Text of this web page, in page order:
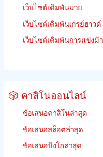
เว็บไซต์เดิมพันมวย
เว็บไซต์เดิมพันเกรย์ฮาวด์
เว็บไซต์เดิมพันการแข่งม้า
🎲 คาสิโนออนไลน์
ข้อเสนอคาสิโนล่าสุด
ข้อเสนอสล็อตล่าสุด
ข้อเสนอบิงโกล่าสุด